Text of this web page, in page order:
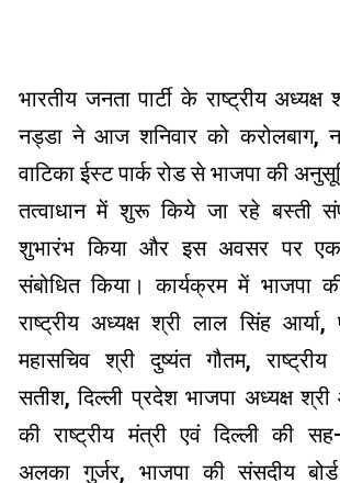
भारतीय जनता पार्टी के राष्ट्रीय
नड्डा ने आज शनिवार को करोलबाग,
वाटिका ईस्ट पार्क रोड से भाजपा की
तत्वाधान में शुरू किये जा रहे बस्ती
शुभारंभ किया और इस अवसर पर
संबोधित किया। कार्यक्रम में भाजपा
राष्ट्रीय अध्यक्ष श्री लाल सिंह आर्या,
महासचिव श्री दुष्यंत गौतम,
सतीश,दिल्ली प्रदेश भाजपा अध्यक्ष
की राष्ट्रीय मंत्री एवं दिल्ली की सह
अलका गुर्जर, भाजपा की संसदीय